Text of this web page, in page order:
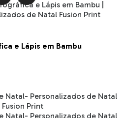
e Lápis em Bambu